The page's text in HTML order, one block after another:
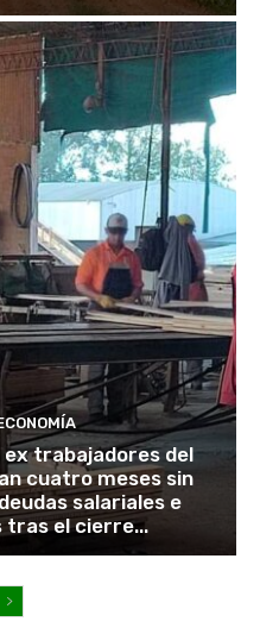
ex trabajadores del
cuatro meses sin
salariales e
tras el cierre...